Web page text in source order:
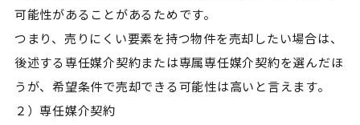
可能性があることがあるためです。
つまり、売りにくい要素を持つ物件を売却したい場合は、
後述する専任媒介契約または専属専任媒介契約を選んだほ
うが、希望条件で売却できる可能性は高いと言えます。
２）専任媒介契約